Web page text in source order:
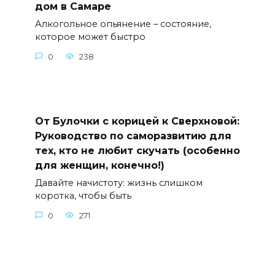
дом в Самаре
Алкогольное опьянение – состояние,
которое может быстро
0 238
От Булочки с корицей к Сверхновой:
Руководство по саморазвитию для
тех, кто не любит скучать (особенно
для женщин, конечно!)
Давайте начистоту: жизнь слишком
коротка, чтобы быть
0 271